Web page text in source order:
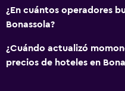
¿En cuántos operadores
Bonassola?
¿Cuándo actualizó
precios de hoteles en